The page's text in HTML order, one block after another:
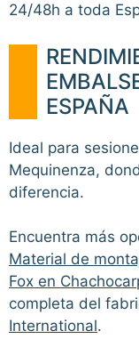
24/48h a toda
ESPAÑA
Ideal para
Mequinenza,
diferencia.
Encuentra más
Material de
Fox en
completa del
International.